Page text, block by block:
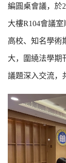
編圓桌會議，於
大樓R104會議
高校、知名學術
大，圍繞法學期
議題深入交流，